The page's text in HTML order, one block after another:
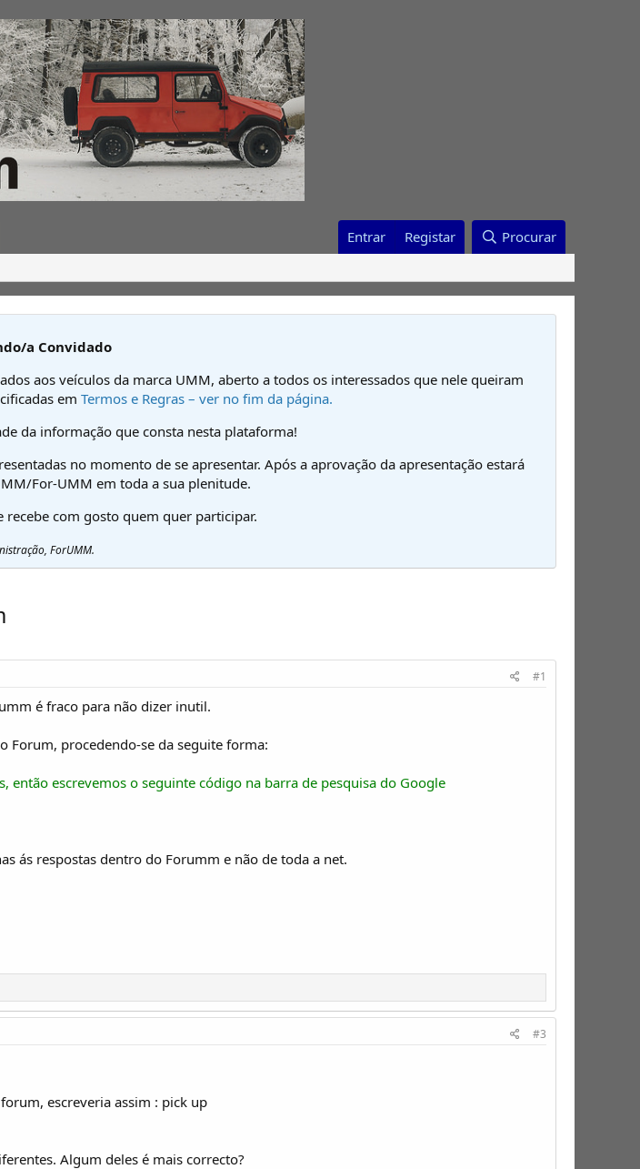
Entrar Registar Procurar
a Convidado
aos veículos da marca UMM, aberto a todos os interessados que nele queiram
em Termos e Regras – ver no fim da página.
da informação que consta nesta plataforma!
no momento de se apresentar. Após a aprovação da apresentação estará
For-UMM em toda a sua plenitude.
recebe com gosto quem quer participar.
ForUMM.
#1
é fraco para não dizer inutil.
Forum, procedendo-se da seguite forma:
então escrevemos o seguinte código na barra de pesquisa do Google
ás respostas dentro do Forumm e não de toda a net.
#3
escreveria assim : pick up
Algum deles é mais correcto?